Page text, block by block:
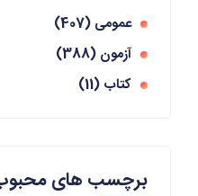
عمومی(407)
آزمون(388)
کتاب(11)
برچسب های محبوب